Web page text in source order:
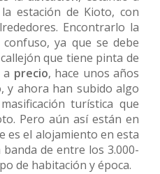
estación de Kioto, con
Encontrarlo la
ya que se debe
que tiene pinta de
precio, hace unos años
y ahora han subido algo
turística que
Pero aún así están en
es el alojamiento en esta
de entre los 3.000-
de habitación y época.